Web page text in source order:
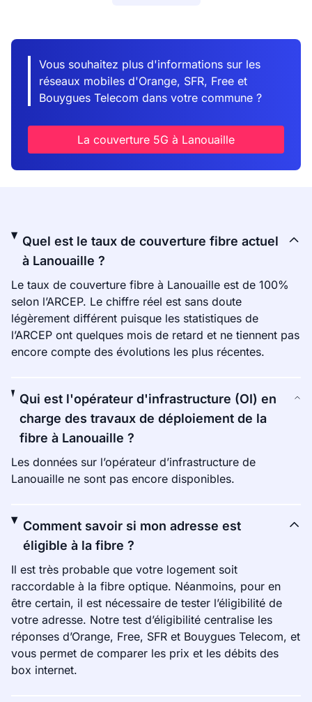
Vous souhaitez plus d'informations sur les
réseaux mobiles d'Orange, SFR, Free et
Bouygues Telecom dans votre commune ?
La couverture 5G à Lanouaille
Quel est le taux de couverture fibre actuel
à Lanouaille ?
Le taux de couverture fibre à Lanouaille est de 100%
selon l’ARCEP. Le chiffre réel est sans doute
légèrement différent puisque les statistiques de
l’ARCEP ont quelques mois de retard et ne tiennent pas
encore compte des évolutions les plus récentes.
Qui est l'opérateur d'infrastructure (OI) en
charge des travaux de déploiement de la
fibre à Lanouaille ?
Les données sur l’opérateur d’infrastructure de
Lanouaille ne sont pas encore disponibles.
Comment savoir si mon adresse est
éligible à la fibre ?
Il est très probable que votre logement soit
raccordable à la fibre optique. Néanmoins, pour en
être certain, il est nécessaire de tester l’éligibilité de
votre adresse. Notre test d’éligibilité centralise les
réponses d’Orange, Free, SFR et Bouygues Telecom, et
vous permet de comparer les prix et les débits des
box internet.